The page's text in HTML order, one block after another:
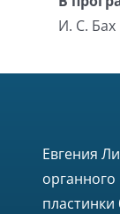
И. С. Бах
Евгения
органного